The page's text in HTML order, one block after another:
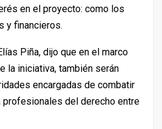
en el proyecto: como los
y financieros.
Piña, dijo que en el marco
la iniciativa, también serán
encargadas de combatir
profesionales del derecho entre